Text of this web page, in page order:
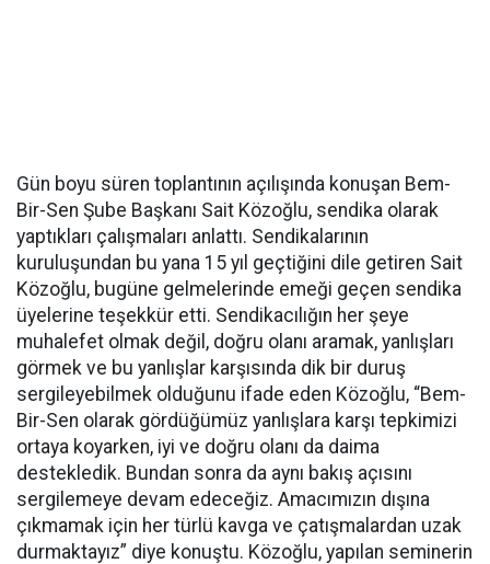
Gün boyu süren toplantının açılışında konuşan Bem-
Bir-Sen Şube Başkanı Sait Közoğlu, sendika olarak
yaptıkları çalışmaları anlattı. Sendikalarının
kuruluşundan bu yana 15 yıl geçtiğini dile getiren Sait
Közoğlu, bugüne gelmelerinde emeği geçen sendika
üyelerine teşekkür etti. Sendikacılığın her şeye
muhalefet olmak değil, doğru olanı aramak, yanlışları
görmek ve bu yanlışlar karşısında dik bir duruş
sergileyebilmek olduğunu ifade eden Közoğlu, “Bem-
Bir-Sen olarak gördüğümüz yanlışlara karşı tepkimizi
ortaya koyarken, iyi ve doğru olanı da daima
destekledik. Bundan sonra da aynı bakış açısını
sergilemeye devam edeceğiz. Amacımızın dışına
çıkmamak için her türlü kavga ve çatışmalardan uzak
durmaktayız” diye konuştu. Közoğlu, yapılan seminerin